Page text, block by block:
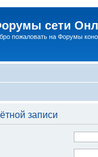
сети
пожаловать на Форумы
записи